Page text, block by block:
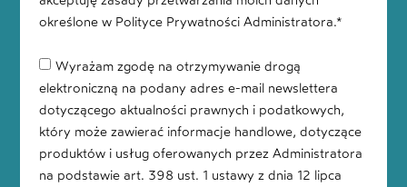
określone w Polityce Prywatności Administratora.*
Wyrażam zgodę na otrzymywanie drogą
elektroniczną na podany adres e-mail newslettera
dotyczącego aktualności prawnych i podatkowych,
który może zawierać informacje handlowe, dotyczące
produktów i usług oferowanych przez Administratora
na podstawie art. 398 ust. 1 ustawy z dnia 12 lipca